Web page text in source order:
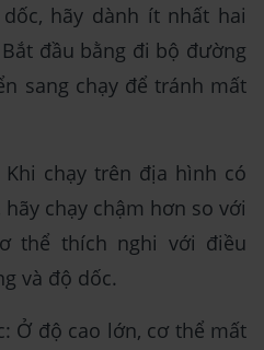
hãy dành ít nhất hai
đầu bằng đi bộ đường
sang chạy để tránh mất
chạy trên địa hình có
hãy chạy chậm hơn so với
thể thích nghi với điều
và độ dốc.
Ở độ cao lớn, cơ thể mất